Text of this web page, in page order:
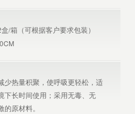
/箱（可根据客户要求包装）
少热量积聚，使呼吸更轻松，适
下长时间使用；采用无毒、无
原材料。